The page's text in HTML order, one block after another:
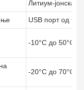
Литиум-јонска
USB порт од
-10°C до 50°C
-20°C до 70°C